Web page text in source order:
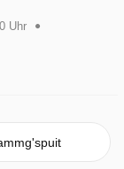
Uhr